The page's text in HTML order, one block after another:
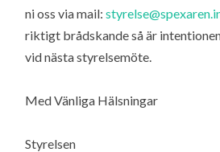
ni oss via mail:
riktigt brådskande så är
vid nästa styrelsemöte.
Med Vänliga Hälsningar
Styrelsen